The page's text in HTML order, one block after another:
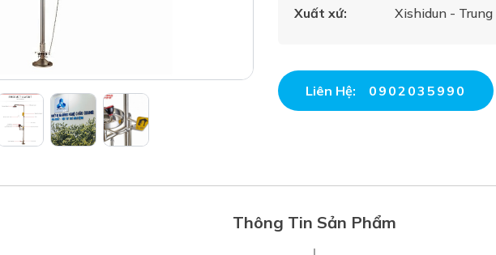
Xuất xứ:
Xishidun - Trung
Liên Hệ: 0902035990
Thông Tin Sản Phẩm